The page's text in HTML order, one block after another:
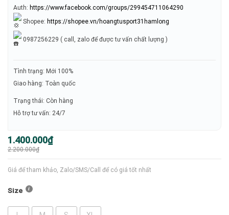
Auth: https://www.facebook.com/groups/299454711064290
Shopee: https://shopee.vn/hoangtusport31hamlong
0987256229 ( call, zalo để được tư vấn chất lượng )
Tình trạng: Mới 100%
Giao hàng: Toàn quốc
Trạng thái: Còn hàng
Hỗ trợ tư vấn: 24/7
2.200.000₫
Giá
gốc
là:
1.400.000₫
Giá
hiện
tại
Giá để tham khảo, Zalo/SMS/Call để có giá tốt nhất
Size